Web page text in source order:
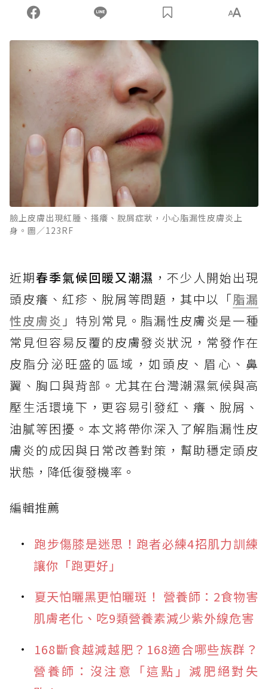
臉上皮膚出現紅腫、搔癢、脫屑症狀，小心脂漏性皮膚炎上
身。圖／123RF
近期春季氣候回暖又潮濕 ，不少人開始出現
頭皮癢、紅疹、脫屑等問題，其中以「脂漏
性皮膚炎 」特別常見。脂漏性皮膚炎是一種
常見但容易反覆的皮膚發炎狀況，常發作在
皮脂分泌旺盛的區域，如頭皮、眉心、鼻
翼、胸口與背部。尤其在台灣潮濕氣候與高
壓生活環境下，更容易引發紅、癢、脫屑、
油膩等困擾。本文將帶你深入了解脂漏性皮
膚炎的成因與日常改善對策，幫助穩定頭皮
狀態，降低復發機率。
編輯推薦
跑步傷膝是迷思！跑者必練4招肌力訓練
讓你「跑更好」
夏天怕曬黑更怕曬斑！ 營養師：2食物害
肌膚老化、吃9類營養素減少紫外線危害
168斷食越減越肥？168適合哪些族群？
營養師：沒注意「這點」減肥絕對失